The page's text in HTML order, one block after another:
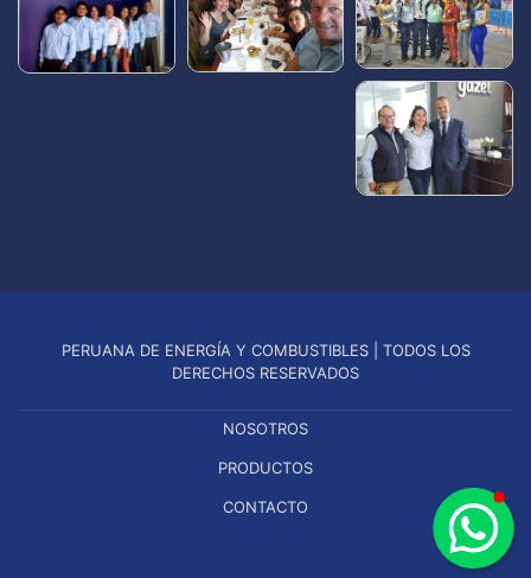
PERUANA DE ENERGÍA Y COMBUSTIBLES | TODOS LOS
DERECHOS RESERVADOS
NOSOTROS
PRODUCTOS
CONTACTO